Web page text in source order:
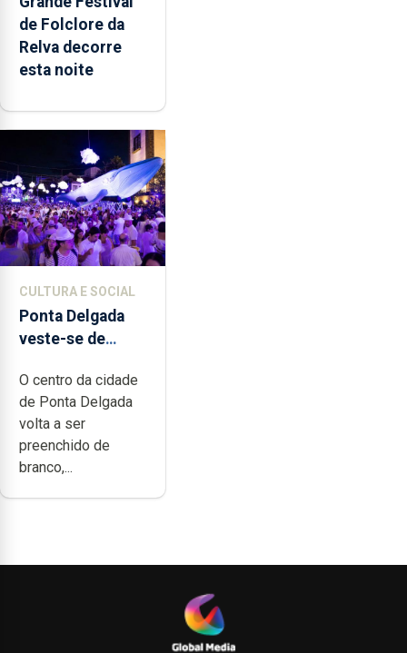
de Folclore da
Relva decorre
esta noite
CULTURA E SOCIAL
Ponta Delgada
veste-se de
O centro da cidade
de Ponta Delgada
volta a ser
preenchido de
branco,...